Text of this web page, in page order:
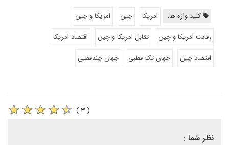
کلید واژه ها: امریکا چین
امریکا و چین
رقابت امریکا و چین
تقابل امریکا و چین
اقتصاد امریکا
اقتصاد چین
جهان تک قطبی جهان چندقطبی
( ۳ )
نظر شما :